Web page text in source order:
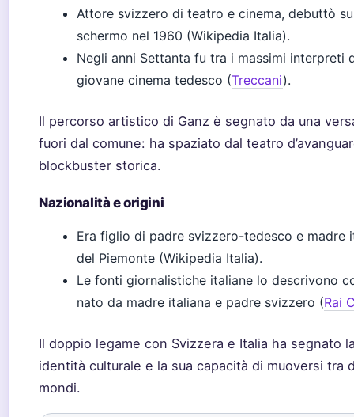
Attore svizzero di teatro e cinema, debuttò
schermo nel 1960 (Wikipedia Italia).
Negli anni Settanta fu tra i massimi interpreti
giovane cinema tedesco (Treccani).
Il percorso artistico di Ganz è segnato da una
fuori dal comune: ha spaziato dal teatro
blockbuster storica.
Nazionalità e origini
Era figlio di padre svizzero-tedesco e madre
del Piemonte (Wikipedia Italia).
Le fonti giornalistiche italiane lo descrivono
nato da madre italiana e padre svizzero (Rai
Il doppio legame con Svizzera e Italia ha segnato
identità culturale e la sua capacità di muoversi tra
mondi.